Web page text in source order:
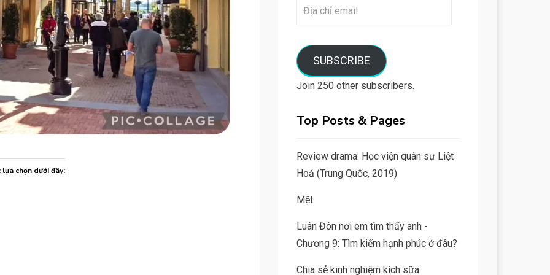
chọn dưới đây:
Địa
SUBSCRIBE
Join 250 other subscribers.
Top Posts & Pages
Review drama: Học viện quân sự Liệt
Hoả (Trung Quốc, 2019)
Mệt
Luân Đôn nơi em tìm thấy anh -
Chương 9: Tìm kiếm hạnh phúc ở đâu?
Chia sẻ kinh nghiệm kích sữa